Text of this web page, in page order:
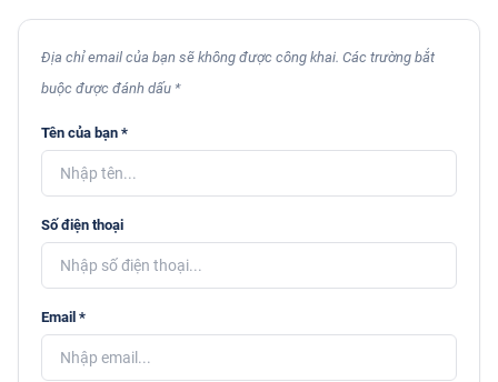
Địa chỉ email của bạn sẽ không được công khai. Các trường bắt
buộc được đánh dấu *
Tên của bạn *
Số điện thoại
Email *